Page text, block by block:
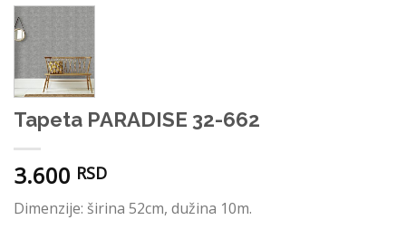
Tapeta PARADISE 32-662
3.600 RSD
Dimenzije: širina 52cm, dužina 10m.